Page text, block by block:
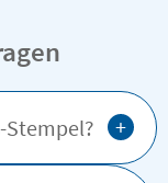
+